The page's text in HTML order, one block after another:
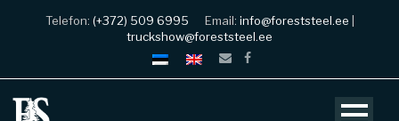
Telefon: (+372) 509 6995 Email: info@foreststeel.ee
truckshow@foreststeel.ee